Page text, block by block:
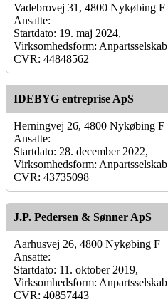
Vadebrovej 31, 4800 Nykøbing F
Ansatte:
Startdato: 19. maj 2024,
Virksomhedsform: Anpartsselskab
CVR: 44848562
IDEBYG entreprise ApS
Herningvej 26, 4800 Nykøbing F
Ansatte:
Startdato: 28. december 2022,
Virksomhedsform: Anpartsselskab
CVR: 43735098
J.P. Pedersen & Sønner ApS
Aarhusvej 26, 4800 Nykøbing F
Ansatte:
Startdato: 11. oktober 2019,
Virksomhedsform: Anpartsselskab
CVR: 40857443